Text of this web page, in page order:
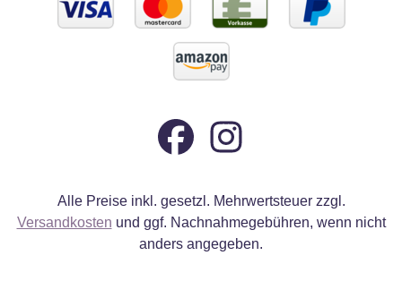
Alle Preise inkl. gesetzl. Mehrwertsteuer zzgl.
Versandkosten und ggf. Nachnahmegebühren, wenn nicht
anders angegeben.